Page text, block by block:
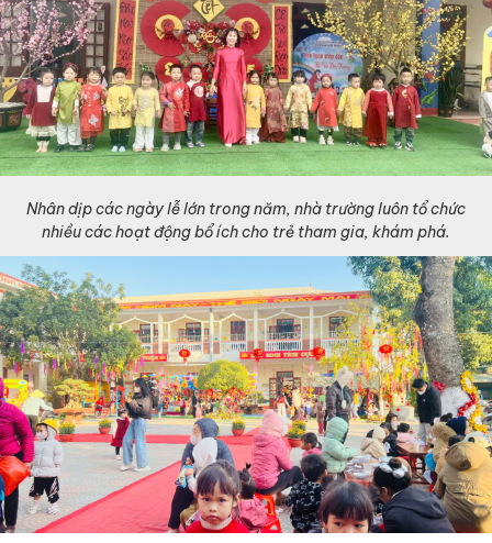
Nhân dịp các ngày lễ lớn trong năm, nhà trường luôn tổ chức
nhiều các hoạt động bổ ích cho trẻ tham gia, khám phá.